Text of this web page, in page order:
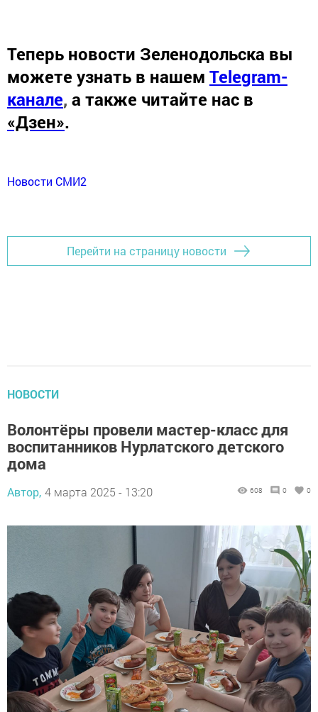
Теперь новости Зеленодольска вы
можете узнать в нашем Telegram-
канале, а также читайте нас в
«Дзен».
Новости СМИ2
Перейти на страницу новости
НОВОСТИ
Волонтёры провели мастер-класс для
воспитанников Нурлатского детского
дома
Автор, 4 марта 2025 - 13:20 608 0 0